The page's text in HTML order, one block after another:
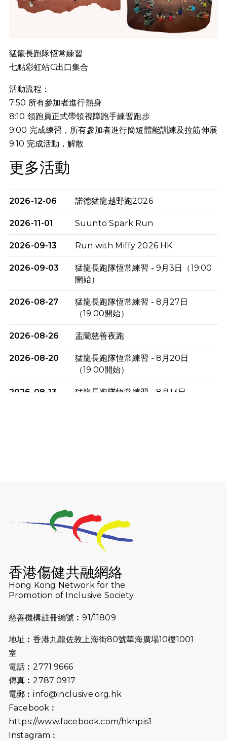
猛龍長跑隊恆常練習
七點彩虹站C出口集合
活動流程：
7:50 所有參加者進行熱身
8:10 領跑員正式帶領視障跑手練習跑步
9:00 完成練習，所有參加者進行簡短體能訓練及拉筋伸展
9:10 完成活動，解散
更多活動
2026-12-06 諾德猛龍越野跑2026
2026-11-01 Suunto Spark Run
2026-09-13 Run with Miffy 2026 HK
2026-09-03
猛龍長跑隊恆常練習 - 9月3日（19:00
開始）
2026-08-27
猛龍長跑隊恆常練習 - 8月27日
（19:00開始）
2026-08-26 盂蘭慈善夜跑
2026-08-20
猛龍長跑隊恆常練習 - 8月20日
（19:00開始）
2026-08-13
猛龍長跑隊恆常練習 - 8月13日
2026-07-23
猛龍長跑隊恆常練習 - 7月23日
（19:00開始）
猛龍長跑隊恆常練習 - 7月16日
2026-07-10
【猛龍戈壁118公里分享暨香港傷健共
融網絡15周年晚宴】
2026-07-09
猛龍長跑隊恆常練習 - 7月9日（19:00
2026-07-02
2026-06-25
（19:00開始）
2026-06-18
猛龍長跑隊恆常練習 - 6月18日
香港傷健共融網絡
Hong Kong Network for the
Promotion of Inclusive Society
慈善機構註冊編號︰91/11809
地址︰香港九龍佐敦上海街80號華海廣場10樓1001
室
電話︰2771 9666
傳真︰2787 0917
電郵︰info@inclusive.org.hk
Facebook︰
https://www.facebook.com/hknpis1
Instagram︰